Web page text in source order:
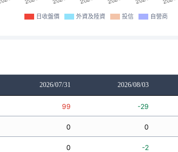
日收盤價 外資及陸資 投信 自營商
2026/07/31 2026/08/03
99 -29
0 0
0 -2